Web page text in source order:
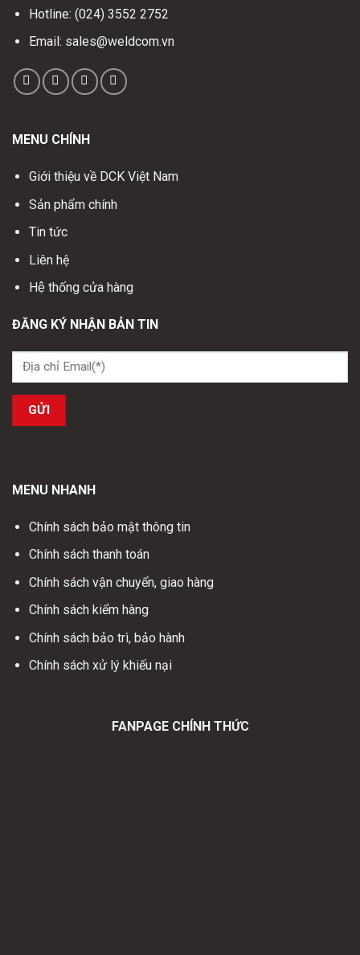
Hotline: (024) 3552 2752
Email: sales@weldcom.vn
MENU CHÍNH
Giới thiệu về DCK Việt Nam
Sản phẩm chính
Tin tức
Liên hệ
Hệ thống cửa hàng
ĐĂNG KÝ NHẬN BẢN TIN
MENU NHANH
Chính sách bảo mật thông tin
Chính sách thanh toán
Chính sách vận chuyển, giao hàng
Chính sách kiểm hàng
Chính sách bảo trì, bảo hành
Chính sách xử lý khiếu nại
FANPAGE CHÍNH THỨC